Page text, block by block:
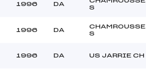
Température départ :
1996 DA
S
1996 DA
CHAMROUSSE
S
1996 DA US JARRIE CH